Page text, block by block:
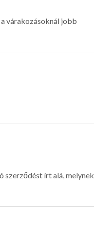
várakozásoknál jobb
szerződést írt alá, melynek